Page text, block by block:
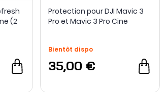
(2
Protection pour DJI Mavic 3
Pro et Mavic 3 Pro Cine
Bientôt dispo
35,00 €